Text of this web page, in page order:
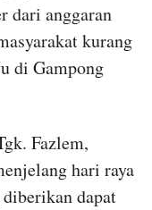
dari anggaran
kurang
di Gampong
Fazlem,
hari raya
dapat